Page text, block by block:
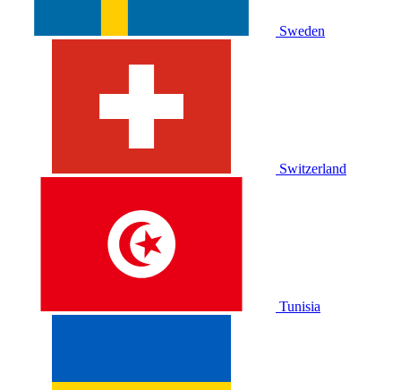
Sweden
Switzerland
Tunisia